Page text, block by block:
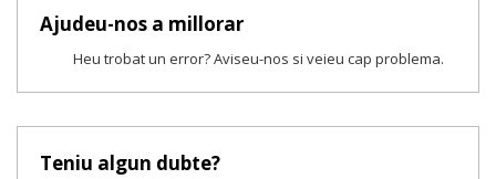
Ajudeu-nos a millorar
Heu trobat un error? Aviseu-nos si veieu cap problema.
Teniu algun dubte?